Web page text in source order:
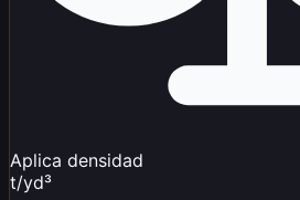
Aplica densidad
t/yd³